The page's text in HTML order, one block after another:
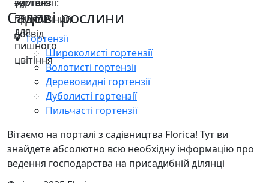
Садові рослини
Гортензії
Широколисті гортензії
Волотисті гортензії
Деревовидні гортензії
Дуболисті гортензії
Пильчасті гортензії
Вітаємо на порталі з садівництва Florica! Тут ви
знайдете абсолютно всю необхідну інформацію про
ведення господарства на присадибній ділянці